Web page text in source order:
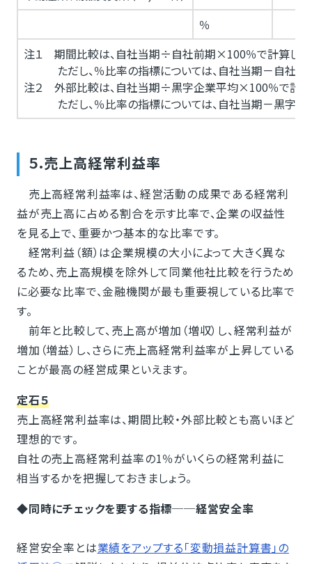
％
注１ 期間比較は、自社当期÷自社前期×100％で計算しま
ただし、％比率の指標については、自社当期－自社前
注２ 外部比較は、自社当期÷黒字企業平均×100％で計算
ただし、％比率の指標については、自社当期－黒字企
５.売上高経常利益率
売上高経常利益率は、経営活動の成果である経常利
益が売上高に占める割合を示す比率で、企業の収益性
を見る上で、重要かつ基本的な比率です。
経常利益（額）は企業規模の大小によって大きく異な
るため、売上高規模を除外して同業他社比較を行うため
に必要な比率で、金融機関が最も重要視している比率で
す。
前年と比較して、売上高が増加（増収）し、経常利益が
増加（増益）し、さらに売上高経常利益率が上昇している
ことが最高の経営成果といえます。
定石５
売上高経常利益率は、期間比較・外部比較とも高いほど
理想的です。
自社の売上高経常利益率の1％がいくらの経常利益に
相当するかを把握しておきましょう。
◆同時にチェックを要する指標──経営安全率
経営安全率とは業績をアップする「変動損益計算書」の